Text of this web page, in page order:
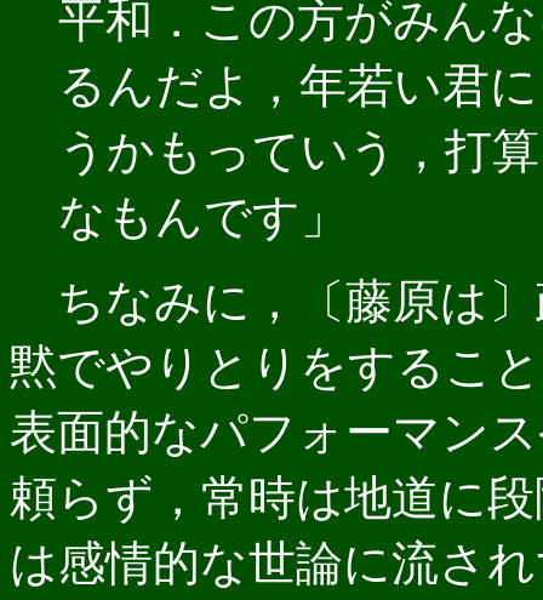
平和．この方がみん
るんだよ，年若い君
うかもっていう，打
なもんです」
ちなみに，〔藤原は
黙でやりとりをするこ
表面的なパフォーマン
頼らず，常時は地道に
は感情的な世論に流さ